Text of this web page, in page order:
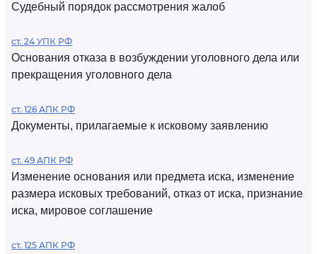
Судебный порядок рассмотрения жалоб
ст. 24 УПК РФ
Основания отказа в возбуждении уголовного дела или
прекращения уголовного дела
ст. 126 АПК РФ
Документы, прилагаемые к исковому заявлению
ст. 49 АПК РФ
Изменение основания или предмета иска, изменение
размера исковых требований, отказ от иска, признание
иска, мировое соглашение
ст. 125 АПК РФ